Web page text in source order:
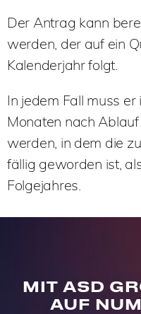
Der Antrag kann
werden, der auf ein
Kalenderjahr folgt.
In jedem Fall muss
Monaten nach
werden, in dem die
fällig geworden ist,
Folgejahres.
MIT ASD
AUF